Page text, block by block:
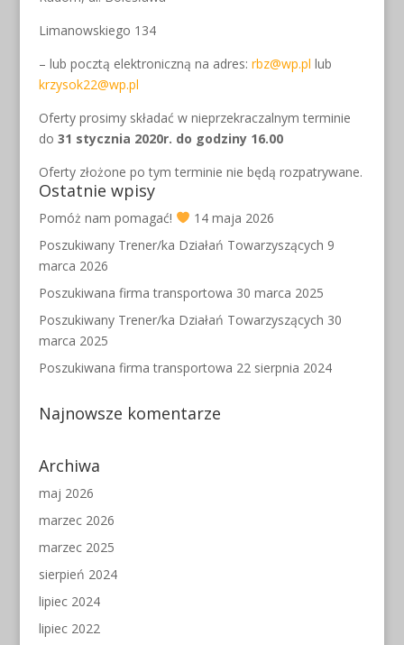
Limanowskiego 134
– lub pocztą elektroniczną na adres: rbz@wp.pl lub
krzysok22@wp.pl
Oferty prosimy składać w nieprzekraczalnym terminie
do 31 stycznia 2020r. do godziny 16.00
Oferty złożone po tym terminie nie będą rozpatrywane.
Ostatnie wpisy
Pomóż nam pomagać!
14 maja 2026
Poszukiwany Trener/ka Działań Towarzyszących 9
marca 2026
Poszukiwana firma transportowa 30 marca 2025
Poszukiwany Trener/ka Działań Towarzyszących 30
marca 2025
Poszukiwana firma transportowa 22 sierpnia 2024
Najnowsze komentarze
Archiwa
maj 2026
marzec 2026
marzec 2025
sierpień 2024
lipiec 2024
lipiec 2022